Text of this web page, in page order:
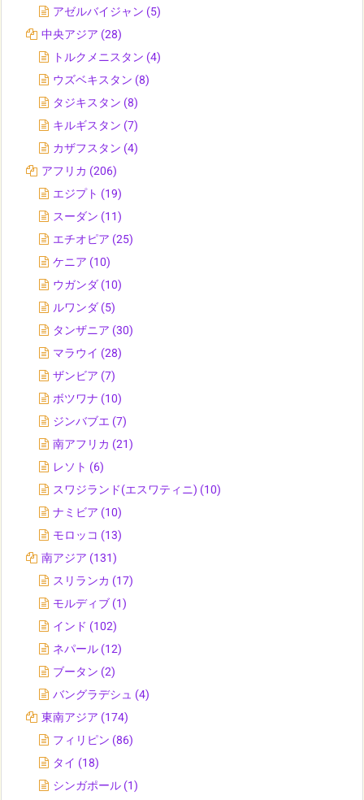
アゼルバイジャン (5)
中央アジア (28)
トルクメニスタン (4)
ウズベキスタン (8)
タジキスタン (8)
キルギスタン (7)
カザフスタン (4)
アフリカ (206)
エジプト (19)
スーダン (11)
エチオピア (25)
ケニア (10)
ウガンダ (10)
ルワンダ (5)
タンザニア (30)
マラウイ (28)
ザンビア (7)
ボツワナ (10)
ジンバブエ (7)
南アフリカ (21)
レソト (6)
スワジランド(エスワティニ) (10)
ナミビア (10)
モロッコ (13)
南アジア (131)
スリランカ (17)
モルディブ (1)
インド (102)
ネパール (12)
ブータン (2)
バングラデシュ (4)
東南アジア (174)
フィリピン (86)
タイ (18)
シンガポール (1)